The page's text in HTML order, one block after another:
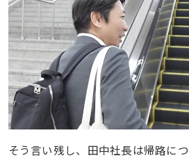
そう言い残し、田中社長は帰路につ